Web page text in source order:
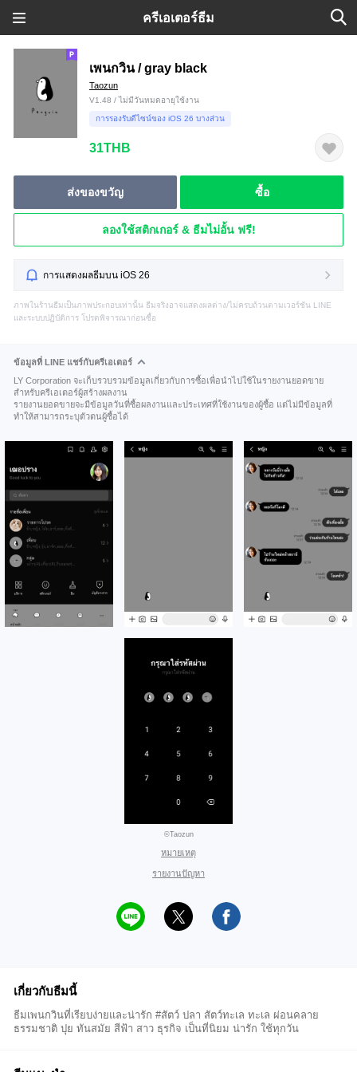
ครีเอเตอร์ธีม
เพนกวิน / gray black
Taozun
V1.48 / ไม่มีวันหมดอายุใช้งาน
การรองรับดีไซน์ของ iOS 26 บางส่วน
31THB
ส่งของขวัญ ซื้อ
ลองใช้สติกเกอร์ & ธีมไม่อั้น ฟรี!
การแสดงผลธีมบน iOS 26
ภาพในร้านธีมเป็นภาพประกอบเท่านั้น ธีมจริงอาจแสดงผลต่าง/ไม่ครบถ้วนตามเวอร์ชัน LINE
และระบบปฏิบัติการ โปรดพิจารณาก่อนซื้อ
ข้อมูลที่ LINE แชร์กับครีเอเตอร์
LY Corporation จะเก็บรวบรวมข้อมูลเกี่ยวกับการซื้อเพื่อนำไปใช้ในรายงานยอดขาย
สำหรับครีเอเตอร์ผู้สร้างผลงาน
รายงานยอดขายจะมีข้อมูลวันที่ซื้อผลงานและประเทศที่ใช้งานของผู้ซื้อ แต่ไม่มีข้อมูลที่
ทำให้สามารถระบุตัวตนผู้ซื้อได้
©Taozun
หมายเหตุ
รายงานปัญหา
เกี่ยวกับธีมนี้
ธีมเพนกวินที่เรียบง่ายและน่ารัก #สัตว์ ปลา สัตว์ทะเล ทะเล ผ่อนคลาย
ธรรมชาติ ปุย ทันสมัย สีฟ้า สาว ธุรกิจ เป็นที่นิยม น่ารัก ใช้ทุกวัน